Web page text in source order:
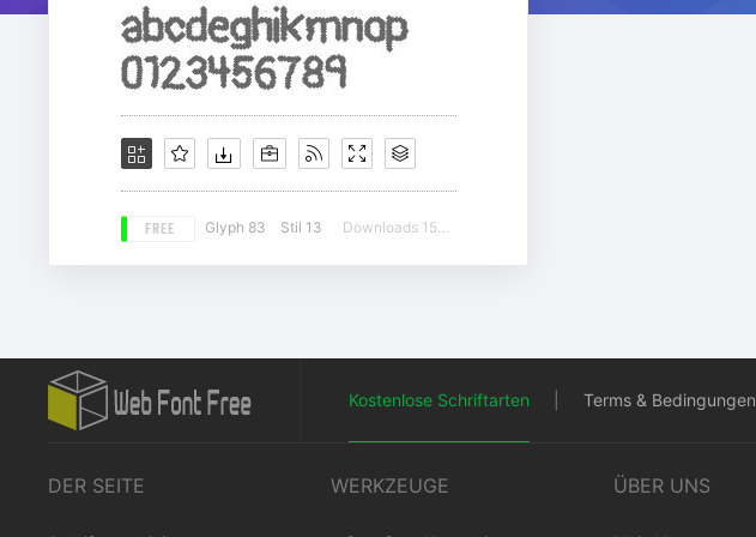
FREE Glyph 83 Stil 13 Downloads 15512
Kostenlose Schriftarten Terms & Bedingungen
DER SEITE WERKZEUGE ÜBER UNS